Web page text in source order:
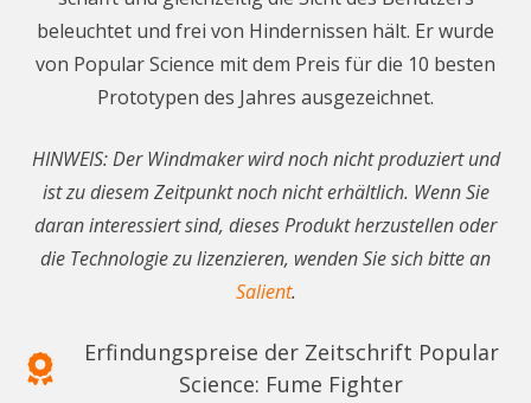
beleuchtet und frei von Hindernissen hält. Er wurde
von Popular Science mit dem Preis für die 10 besten
Prototypen des Jahres ausgezeichnet.
HINWEIS: Der Windmaker wird noch nicht produziert und
ist zu diesem Zeitpunkt noch nicht erhältlich. Wenn Sie
daran interessiert sind, dieses Produkt herzustellen oder
die Technologie zu lizenzieren, wenden Sie sich bitte an
Salient.
Erfindungspreise der Zeitschrift Popular
Science: Fume Fighter